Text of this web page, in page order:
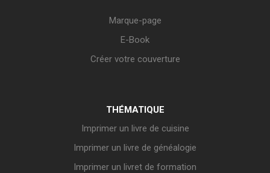
Marque-page
E-Book
Créer votre couverture
THÉMATIQUE
Imprimer un livre de cuisine
Imprimer un livre de généalogie
Imprimer un livret de formation